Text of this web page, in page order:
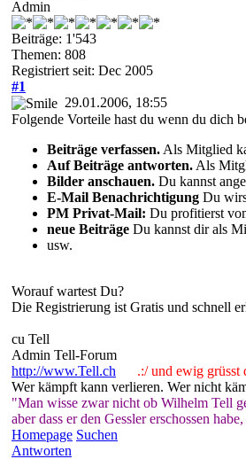
Admin
Beiträge: 1'543
Themen: 808
Registriert seit: Dec 2005
#1
29.01.2006, 18:55
Folgende Vorteile hast du wenn du dich
Beiträge verfassen. Als Mitglied
Auf Beiträge antworten. Als
Bilder anschauen. Du kannst
E-Mail Benachrichtigung Du
PM Privat-Mail: Du profitierst
neue Beiträge Du kannst dir als
usw.
Worauf wartest Du?
Die Registrierung ist Gratis und schnell
cu Tell
Admin Tell-Forum
http://www.Tell.ch
.:/ und ewig grüsst
Wer kämpft kann verlieren. Wer nicht
"Man wisse zwar nicht ob Wilhelm Tell
aber dass er den Gessler erschossen
Homepage Suchen
Antworten